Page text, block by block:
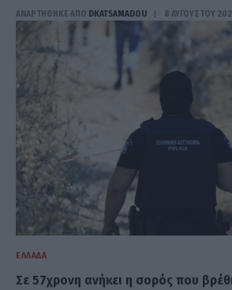
ΑΝΑΡΤΗΘΗΚΕ ΑΠΟ DKATSAMADOU 8 ΑΥΓΟΎΣΤΟΥ
ΕΛΛΆΔΑ
Σε 57χρονη ανήκει η σορός που